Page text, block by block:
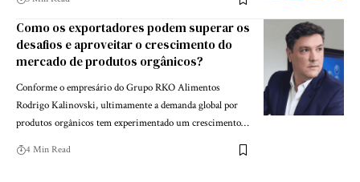
Como os exportadores podem superar os
desafios e aproveitar o crescimento do
mercado de produtos orgânicos?
Conforme o empresário do Grupo RKO Alimentos
Rodrigo Kalinovski, ultimamente a demanda global por
produtos orgânicos tem experimentado um crescimento…
4 Min Read